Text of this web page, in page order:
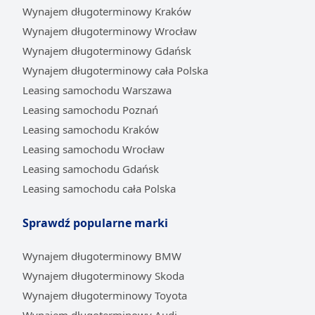
uzyskania przychodu, co obniża podstawę
opodatkowania. Automarket.pl gwarantuje przy tym
minimum formalności i szybki proces decyzyjny, co
pozwala skupić się na prowadzeniu biznesu, a nie na
czasochłonnych procedurach.
Posiadanie Jaguara w firmie to potężne narzędzie
budowania wizerunku. Przedsiębiorcy decydują się na
ten krok, aby podkreślić swoją pozycję na rynku,
zaimponować kluczowym partnerom i przyciągnąć
najlepszych pracowników.Prestiżowy samochód
świadczy o stabilności finansowej i przywiązaniu do
umowy, stałe, przewidywalne koszty oraz możliwość
że leasing Jaguara staje się inwestycją w rozwój i
postrzeganie firmy.
Jaka gama używanych modeli Jaguar jest
Wynajem długoterminowy Kraków
Wynajem długoterminowy Wrocław
Wynajem długoterminowy Gdańsk
Wynajem długoterminowy cała Polska
Leasing samochodu Warszawa
Leasing samochodu Poznań
Leasing samochodu Kraków
Leasing samochodu Wrocław
Leasing samochodu Gdańsk
Leasing samochodu cała Polska
Sprawdź popularne marki
Wynajem długoterminowy BMW
Wynajem długoterminowy Skoda
Wynajem długoterminowy Toyota